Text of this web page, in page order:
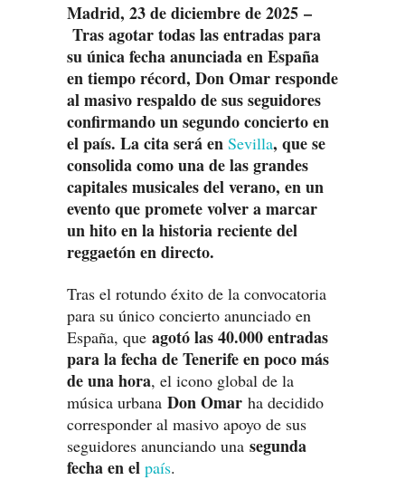
Madrid, 23 de diciembre de 2025 –
Tras agotar todas las entradas para
su única fecha anunciada en España
en tiempo récord, Don Omar responde
al masivo respaldo de sus seguidores
confirmando un segundo concierto en
el país. La cita será en Sevilla, que se
consolida como una de las grandes
capitales musicales del verano, en un
evento que promete volver a marcar
un hito en la historia reciente del
reggaetón en directo.
Tras el rotundo éxito de la convocatoria
para su único concierto anunciado en
España, que agotó las 40.000 entradas
para la fecha de Tenerife en poco más
de una hora, el icono global de la
música urbana Don Omar ha decidido
corresponder al masivo apoyo de sus
seguidores anunciando una segunda
fecha en el país.